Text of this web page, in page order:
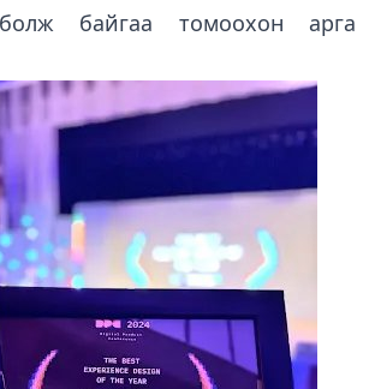
болж байгаа томоохон арга